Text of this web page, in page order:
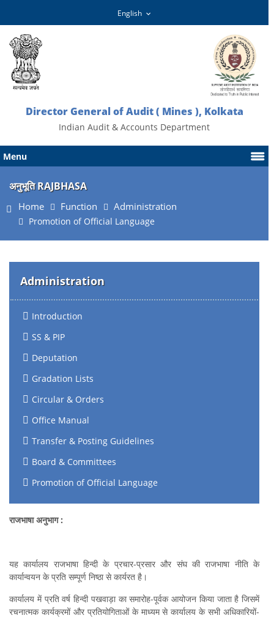
Director General of Audit ( Mines ), Kolkata
Indian Audit & Accounts Department
Menu
अनुभूति RAJBHASA
Home Function Administration
Promotion of Official Language
Administration
Introduction
SS & PIP
Deputation
Gradation Lists
Circular & Orders
Office Manual
Transfer & Posting Guidelines
Board & Committees
Promotion of Official Language
राजभाषा अनुभाग :
यह कार्यालय राजभाषा हिन्दी के प्रचार-प्रसार और संघ की राजभाषा नीति के
कार्यान्वयन के प्रति सम्पूर्ण निष्ठा से कार्यरत है।
कार्यालय में प्रति वर्ष हिन्दी पखवाड़ा का समारोह-पूर्वक आयोजन किया जाता है जिसमें
रचनात्मक कार्यक्रमों और प्रतियोगिताओं के माध्यम से कार्यालय के सभी अधिकारियों-